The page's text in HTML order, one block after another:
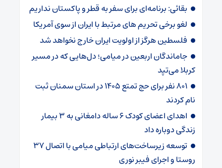
بقائی: برنامه‌ای برای سفر به قطر و پاکستان نداریم
لغو برخی تحریم های مرتبط با ایران از سوی آمریکا
فلسطین هرگز از اولویت ایران خارج نخواهد شد
جاماندگان اربعین در میامی؛ دل‌هایی که در مسیر
کربلا می‌تپد
۸۰۱ نفر برای حج تمتع ۱۴۰۵ در استان سمنان ثبت
نام کردند
اهدای اعضای کودک ۶ ساله دامغانی به ۳ بیمار
زندگی دوباره داد
توسعه زیرساخت‌های ارتباطی میامی با اتصال ۳۷
روستا و اجرای فیبر نوری